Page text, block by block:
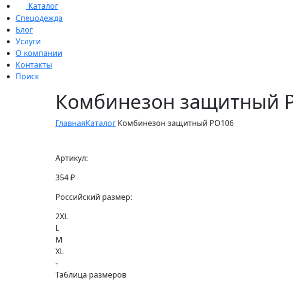
Каталог
Спецодежда
Блог
Услуги
О компании
Контакты
Поиск
Комбинезон защитный
ГлавнаяКаталог Комбинезон защитный PO106
Артикул:
354 ₽
Российский размер:
2XL
L
M
XL
-
Таблица размеров